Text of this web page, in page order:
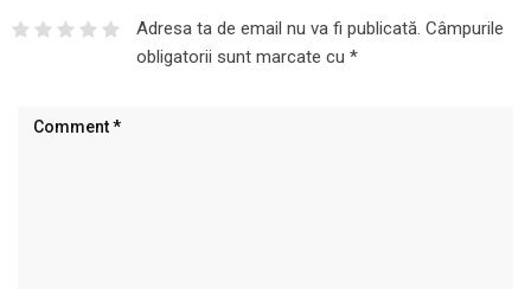
Adresa ta de email nu va fi publicată. Câmpurile
obligatorii sunt marcate cu *